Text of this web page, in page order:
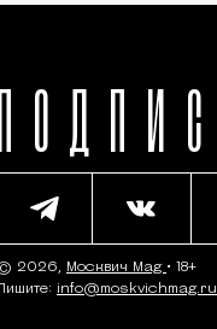
2026, Москвич Mag • 18+
info@moskvichmag.ru